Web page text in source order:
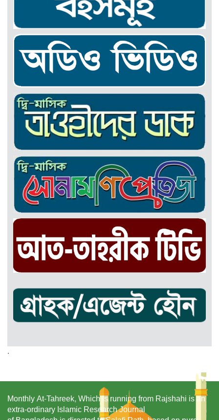
.
Monthly At-Tahreek, Which is running from Rajshahi is an
extra-ordinary Islamic Research Journal